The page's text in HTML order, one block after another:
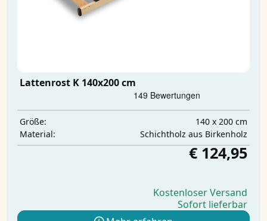
Lattenrost K 140x200 cm
Größe:
140 x 200 cm
Material:
Schichtholz aus Birkenholz
€ 124,95
Kostenloser Versand
Sofort lieferbar